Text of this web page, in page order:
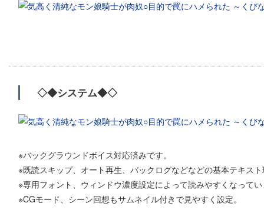
◇◆システム◆◇
※バックグラウンドボイス対応済みです。
※既読スキップ、オート再生、バックログなどなどの基本テキス
※専用フォント、ウィンドウ濃度設定によって読みやすくなって
※CGモード、シーン回想もサムネイル付きで見やすく設定。